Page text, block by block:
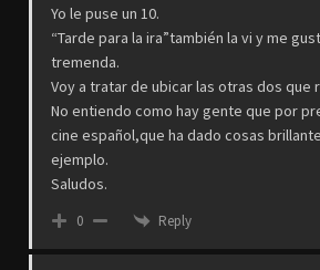
Yo le puse un 10.
“Tarde para la ira”también la vi y me
tremenda.
Voy a tratar de ubicar las otras dos que
No entiendo como hay gente que por
cine español,que ha dado cosas
ejemplo.
Saludos.
0 Reply